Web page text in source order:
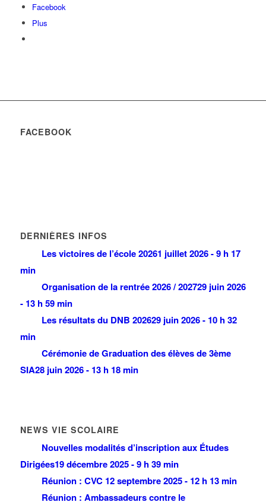
Facebook
Plus
FACEBOOK
DERNIÈRES INFOS
Les victoires de l’école 20261 juillet 2026 - 9 h 17
min
Organisation de la rentrée 2026 / 202729 juin 2026
- 13 h 59 min
Les résultats du DNB 202629 juin 2026 - 10 h 32
min
Cérémonie de Graduation des élèves de 3ème
SIA28 juin 2026 - 13 h 18 min
NEWS VIE SCOLAIRE
Nouvelles modalités d’inscription aux Études
Dirigées19 décembre 2025 - 9 h 39 min
Réunion : CVC 12 septembre 2025 - 12 h 13 min
Réunion : Ambassadeurs contre le